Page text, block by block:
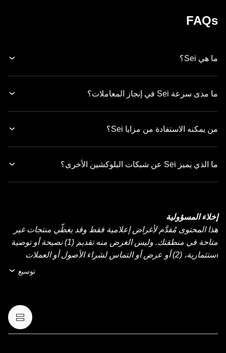
FAQs
ما هي Sei؟
ما مدى سرعة Sei في إنجاز المعاملات؟
من يمكنه الاستفادة من مزايا Sei؟
ما الذي يميز Sei عن شبكات البلوكشين الأخرى؟
إخلاء المسؤولية
هذا المحتوى مُقدَّم لأغراض إعلامية فقط وقد يغطّي منتجات غير
متاحة في منطقتك. وليس الغرض منه تقديم (1) نصيحة أو توصية
استثمارية، (2) أو عرض أو التماس لشراء الأصول أو العملات
الرقمية أو بيعها أو الاحتفاظ بها، أو (3) استشارة مالية أو محاسبية
على درجة عالية من المخاطرة، ويمكن أن تشهد تقلّبًا كبيرًا في
قيمتها. لذا، ينبغي التفكير جيدًا فيما إذا كان تداول العملات الرقمية
توسيع